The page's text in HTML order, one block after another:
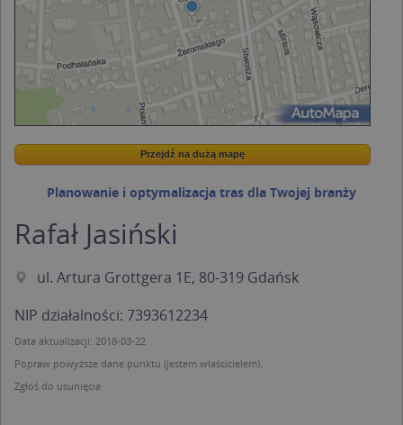
Wstaw tę mapkę na swoją stronę
Przejdź na dużą mapę
Przejdź na dużą mapę
Planowanie i optymalizacja tras dla Twojej branży
Rafał Jasiński
ul. Artura Grottgera 1E, 80-319 Gdańsk
NIP działalności: 7393612234
Data aktualizacji: 2018-03-22
Popraw powyższe dane punktu (jestem właścicielem).
Zgłoś do usunięcia